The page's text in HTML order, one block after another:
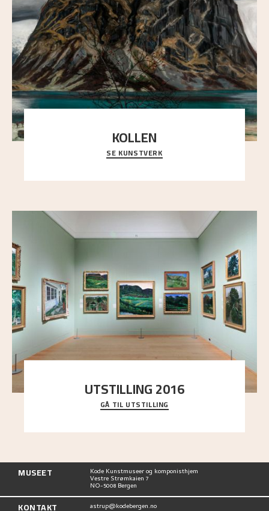
KOLLEN
Et ruvende fjell dominerer bildeflaten, og står i
sterk kontrast til det spinkle rognetreet ute
SE KUNSTVERK
UTSTILLING 2016
En komplett oversikt over Nikolai Astrups
utstillinger, fra debuten i 1900 og frem til i dag.
GÅ TIL UTSTILLING
MUSEET Kode Kunstmuseer og komponisthjem
Vestre Strømkaien 7
NO-5008 Bergen
KONTAKT astrup@kodebergen.no